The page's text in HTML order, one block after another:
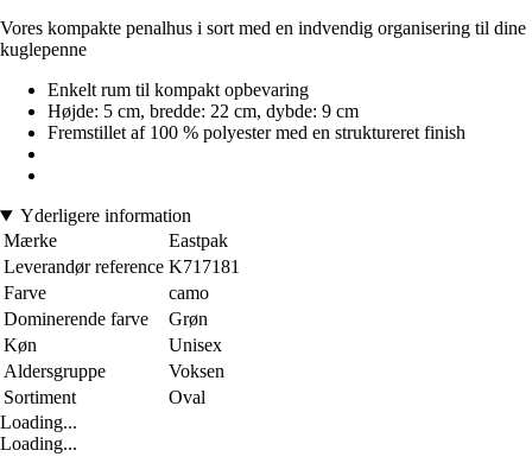
Vores kompakte penalhus i sort med en indvendig organisering til dine
kuglepenne
Enkelt rum til kompakt opbevaring
Højde: 5 cm, bredde: 22 cm, dybde: 9 cm
Fremstillet af 100 % polyester med en struktureret finish
Yderligere information
Mærke
Eastpak
Leverandør reference K717181
Farve
camo
Dominerende farve
Grøn
Køn
Unisex
Aldersgruppe
Voksen
Sortiment
Oval
Loading...
Loading...